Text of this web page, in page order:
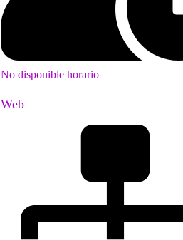
No disponible horario
Web